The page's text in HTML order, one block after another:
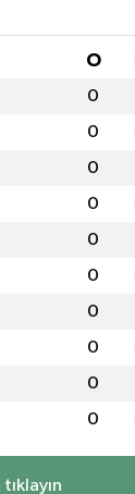
O
0
0
0
0
0
0
0
0
0
0